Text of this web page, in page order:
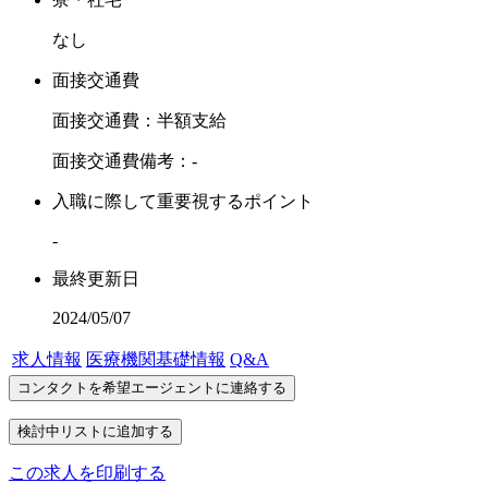
なし
面接交通費
面接交通費：半額支給
面接交通費備考：-
入職に際して重要視するポイント
-
最終更新日
2024/05/07
求人情報 医療機関基礎情報 Q&A
この求人を印刷する